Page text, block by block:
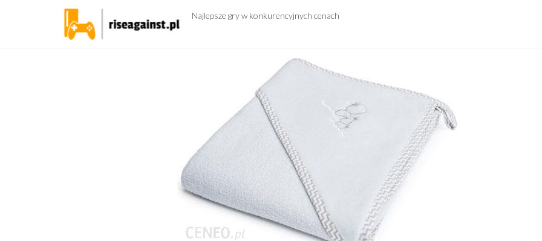
Najlepsze gry w konkurencyjnych cenach